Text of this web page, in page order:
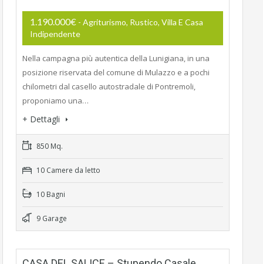
1.190.000€ - Agriturismo, Rustico, Villa E Casa
Indipendente
Nella campagna più autentica della Lunigiana, in una
posizione riservata del comune di Mulazzo e a pochi
chilometri dal casello autostradale di Pontremoli,
proponiamo una…
+ Dettagli
850 Mq.
10 Camere da letto
10 Bagni
9 Garage